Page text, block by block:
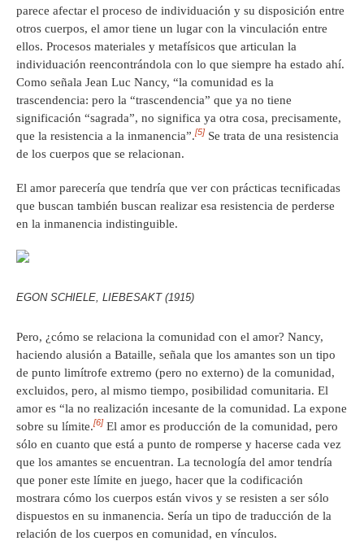
parece afectar el proceso de individuación y su disposición entre
otros cuerpos, el amor tiene un lugar con la vinculación entre
ellos. Procesos materiales y metafísicos que articulan la
individuación reencontrándola con lo que siempre ha estado ahí.
Como señala Jean Luc Nancy, “la comunidad es la
trascendencia: pero la “trascendencia” que ya no tiene
significación “sagrada”, no significa ya otra cosa, precisamente,
que la resistencia a la inmanencia”.[5] Se trata de una resistencia
de los cuerpos que se relacionan.
El amor parecería que tendría que ver con prácticas tecnificadas
que buscan también buscan realizar esa resistencia de perderse
en la inmanencia indistinguible.
EGON SCHIELE, LIEBESAKT (1915)
Pero, ¿cómo se relaciona la comunidad con el amor? Nancy,
haciendo alusión a Bataille, señala que los amantes son un tipo
de punto limítrofe extremo (pero no externo) de la comunidad,
excluidos, pero, al mismo tiempo, posibilidad comunitaria. El
amor es “la no realización incesante de la comunidad. La expone
sobre su límite.[6] El amor es producción de la comunidad, pero
sólo en cuanto que está a punto de romperse y hacerse cada vez
que los amantes se encuentran. La tecnología del amor tendría
que poner este límite en juego, hacer que la codificación
mostrara cómo los cuerpos están vivos y se resisten a ser sólo
dispuestos en su inmanencia. Sería un tipo de traducción de la
relación de los cuerpos en comunidad, en vínculos.